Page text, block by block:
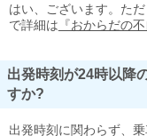
はい、ございます。た
で詳細は 『おからだの
出発時刻が24時以降
すか?
出発時刻に関わらず、